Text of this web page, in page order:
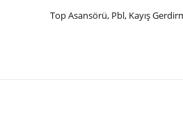
Top Asansörü, Pbl, Kayış